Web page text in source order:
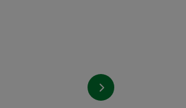
nächstes Element